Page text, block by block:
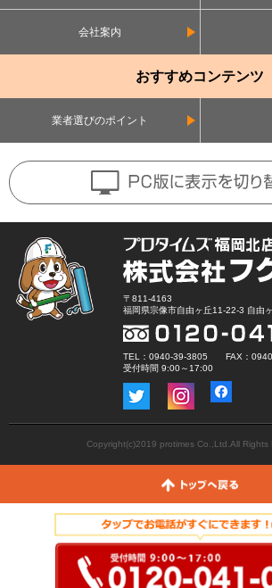
会社案内
おすすめコンテンツ
業者選びのポイント
〒811-4163
福岡県宗像市自由ヶ丘11-22-3 自由
TEL：0940-39-3805 FAX：
受付時間 9:00～17:00
Copyright(c)2019 protimes Co.,Ltd.All Rights